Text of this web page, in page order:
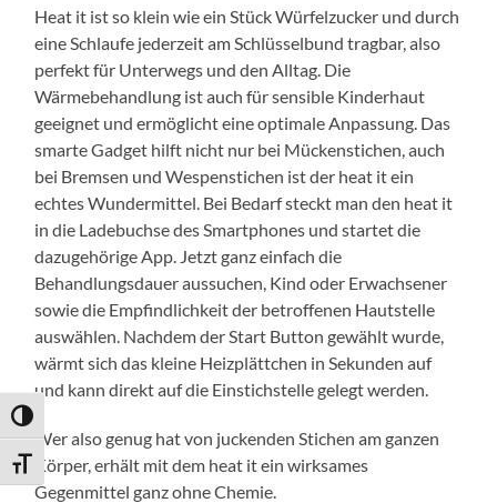
Umschalten auf hohe Kontraste
Schrift vergrößern
Heat it ist so klein wie ein Stück Würfelzucker und durch
eine Schlaufe jederzeit am Schlüsselbund tragbar, also
perfekt für Unterwegs und den Alltag. Die
Wärmebehandlung ist auch für sensible Kinderhaut
geeignet und ermöglicht eine optimale Anpassung. Das
smarte Gadget hilft nicht nur bei Mückenstichen, auch
bei Bremsen und Wespenstichen ist der heat it ein
echtes Wundermittel. Bei Bedarf steckt man den heat it
in die Ladebuchse des Smartphones und startet die
dazugehörige App. Jetzt ganz einfach die
Behandlungsdauer aussuchen, Kind oder Erwachsener
sowie die Empfindlichkeit der betroffenen Hautstelle
auswählen. Nachdem der Start Button gewählt wurde,
wärmt sich das kleine Heizplättchen in Sekunden auf
und kann direkt auf die Einstichstelle gelegt werden.
Wer also genug hat von juckenden Stichen am ganzen
Körper, erhält mit dem heat it ein wirksames
Gegenmittel ganz ohne Chemie.